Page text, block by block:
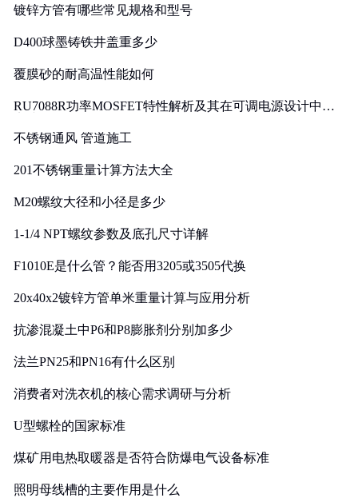
镀锌方管有哪些常见规格和型号
D400球墨铸铁井盖重多少
覆膜砂的耐高温性能如何
RU7088R功率MOSFET特性解析及其在可调电源设计中的
不锈钢通风 管道施工
201不锈钢重量计算方法大全
M20螺纹大径和小径是多少
1-1/4 NPT螺纹参数及底孔尺寸详解
F1010E是什么管？能否用3205或3505代换
20x40x2镀锌方管单米重量计算与应用分析
抗渗混凝土中P6和P8膨胀剂分别加多少
法兰PN25和PN16有什么区别
消费者对洗衣机的核心需求调研与分析
U型螺栓的国家标准
煤矿用电热取暖器是否符合防爆电气设备标准
照明母线槽的主要作用是什么